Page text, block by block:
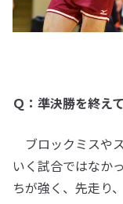
Ｑ：準決勝を終え
ブロックミスや
いく試合ではなか
ちが強く、先走り